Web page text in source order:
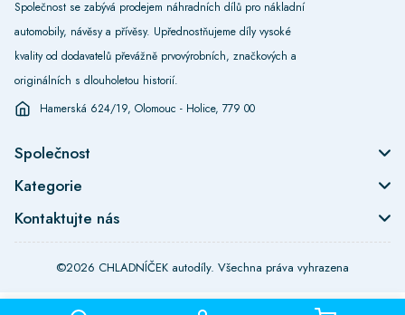
Společnost se zabývá prodejem náhradních dílů pro nákladní
automobily, návěsy a přívěsy. Upřednostňujeme díly vysoké
kvality od dodavatelů převážně prvovýrobních, značkových a
originálních s dlouholetou historií.
Hamerská 624/19, Olomouc - Holice, 779 00
Společnost
Kategorie
Kontaktujte nás
©2026 CHLADNÍČEK autodíly. Všechna práva vyhrazena